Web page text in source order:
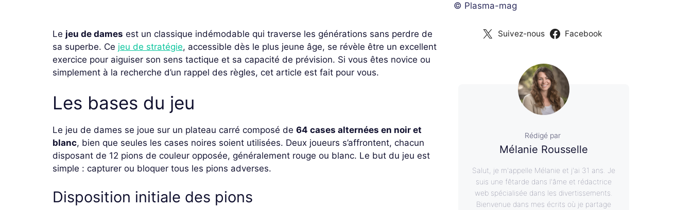
© Plasma-mag
Le jeu de dames est un classique indémodable qui traverse les générations sans perdre de
sa superbe. Ce jeu de stratégie, accessible dès le plus jeune âge, se révèle être un excellent
exercice pour aiguiser son sens tactique et sa capacité de prévision. Si vous êtes novice ou
simplement à la recherche d’un rappel des règles, cet article est fait pour vous.
Les bases du jeu
Le jeu de dames se joue sur un plateau carré composé de 64 cases alternées en noir et
blanc, bien que seules les cases noires soient utilisées. Deux joueurs s’affrontent, chacun
disposant de 12 pions de couleur opposée, généralement rouge ou blanc. Le but du jeu est
simple : capturer ou bloquer tous les pions adverses.
Disposition initiale des pions
Suivez-nous Facebook
Rédigé par
Mélanie Rousselle
Salut, je m'appelle Mélanie et j'ai 31 ans. Je
suis une fêtarde dans l'âme et rédactrice
web spécialisée dans les divertissements.
Bienvenue dans mes écrits où je partage